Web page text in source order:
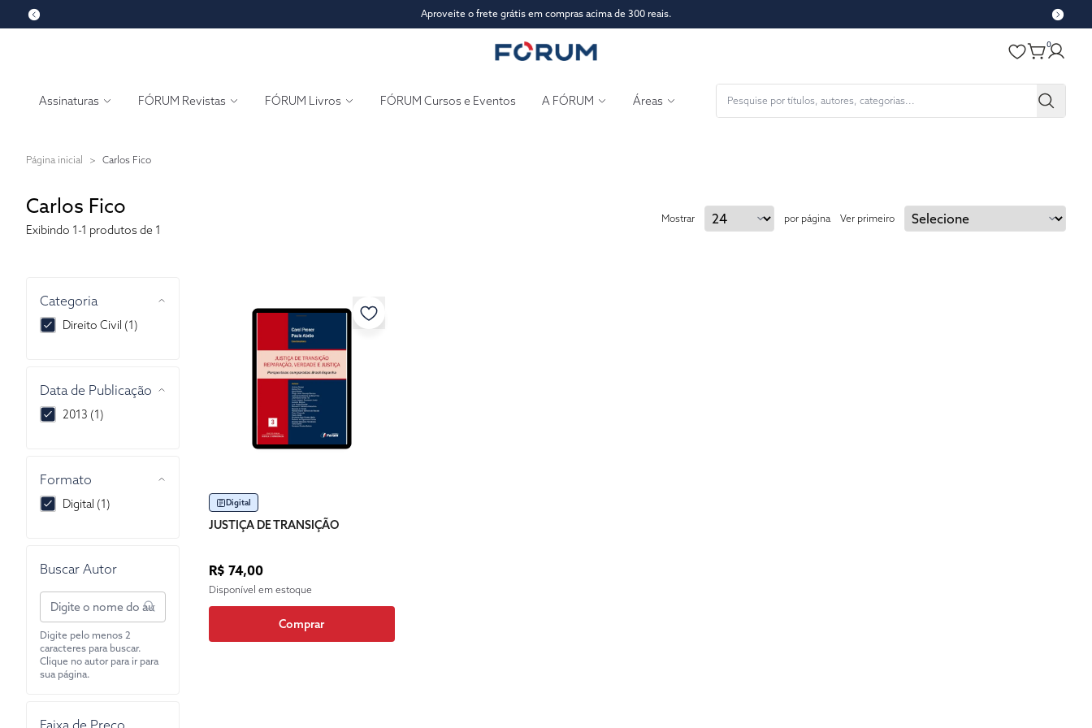
Aproveite o frete grátis em compras acima de 300 reais.
0
Assinaturas FÓRUM Revistas FÓRUM Livros FÓRUM Cursos e Eventos A FÓRUM Áreas
Página inicial > Carlos Fico
Carlos Fico
Exibindo 1-1 produtos de 1
Mostrar por página Ver primeiro
Data de Publicação
2013 (1)
Formato
Digital (1)
Categoria
Direito Civil (1)
Buscar Autor
Digite pelo menos 2
caracteres para buscar.
Clique no autor para ir para
sua página.
Faixa de Preço
Digital
JUSTIÇA DE TRANSIÇÃO
R$ 74,00
Disponível em estoque
Comprar